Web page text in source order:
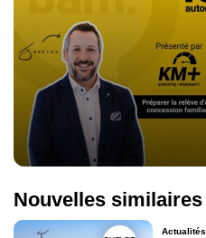
Nouvelles similaires
Actualités